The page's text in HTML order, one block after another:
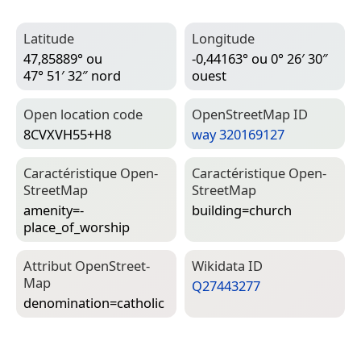
Latitude
47,85889° ou
47° 51′ 32″ nord
Longitude
-0,44163° ou 0° 26′ 30″
ouest
Open location code
8CVXVH55+H8
Open­Street­Map ID
way 320169127
Caractéristique Open­
Street­Map
amenity=­
place_of_worship
Caractéristique Open­
Street­Map
building=­church
Attribut Open­Street­
Map
denomination=­catholic
Wiki­data ID
Q27443277